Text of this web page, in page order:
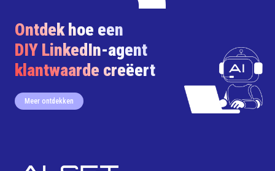
Ontdek hoe een
DIY LinkedIn-agent
klantwaarde creëert
Meer ontdekken